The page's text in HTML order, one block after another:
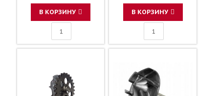
В КОРЗИНУ В КОРЗИНУ